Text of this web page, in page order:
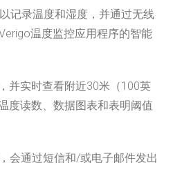
记录温度和湿度，并通过无线
温度监控应用程序的智能
并实时查看附近30米（100英
度读数、数据图表和表明阈值
会通过短信和/或电子邮件发出